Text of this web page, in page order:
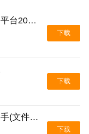
极科网络计算机控制平台2026官方最新版本
下载
下载
一键克隆手机同步助手(文件极速互传)
下载